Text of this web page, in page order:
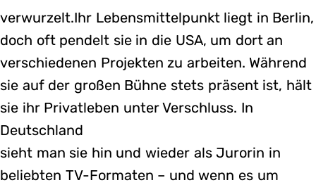
verwurzelt.Ihr Lebensmittelpunkt liegt in Berlin,
doch oft pendelt sie in die USA, um dort an
verschiedenen Projekten zu arbeiten. Während
sie auf der großen Bühne stets präsent ist, hält
sie ihr Privatleben unter Verschluss. In
Deutschland
sieht man sie hin und wieder als Jurorin in
beliebten TV-Formaten – und wenn es um